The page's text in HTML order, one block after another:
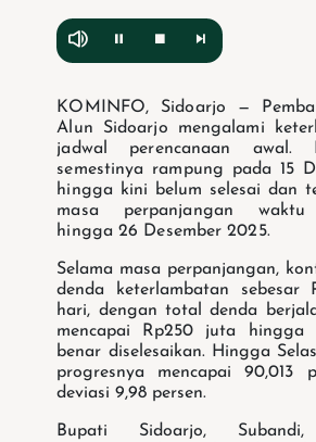
KOMINFO, Sidoarjo —
Alun Sidoarjo mengalami
jadwal perencanaan awal.
semestinya rampung pada 15
hingga kini belum selesai dan
masa perpanjangan waktu
hingga 26 Desember 2025.
Selama masa perpanjangan,
denda keterlambatan sebesar
hari, dengan total denda
mencapai Rp250 juta hingga
benar diselesaikan. Hingga
progresnya mencapai 90,013
deviasi 9,98 persen.
Bupati Sidoarjo, Subandi,